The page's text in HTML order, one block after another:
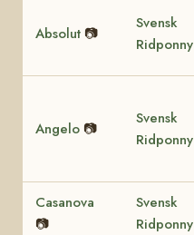
Absolut 📷
Svensk
Ridponny
Angelo 📷
Svensk
Ridponny
Casanova
📷
Svensk
Ridponny